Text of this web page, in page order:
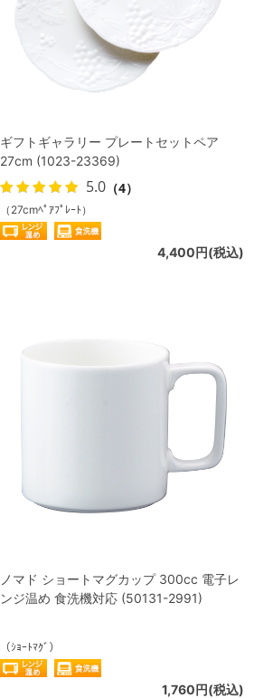
ギフトギャラリー プレートセットペア
27cm (1023-23369)
5.0 （4）
（27cmﾍﾟｱﾌﾟﾚｰﾄ）
4,400円(税込)
ノマド ショートマグカップ 300cc 電子レ
ンジ温め 食洗機対応 (50131-2991)
（ｼｮｰﾄﾏｸﾞ）
1,760円(税込)